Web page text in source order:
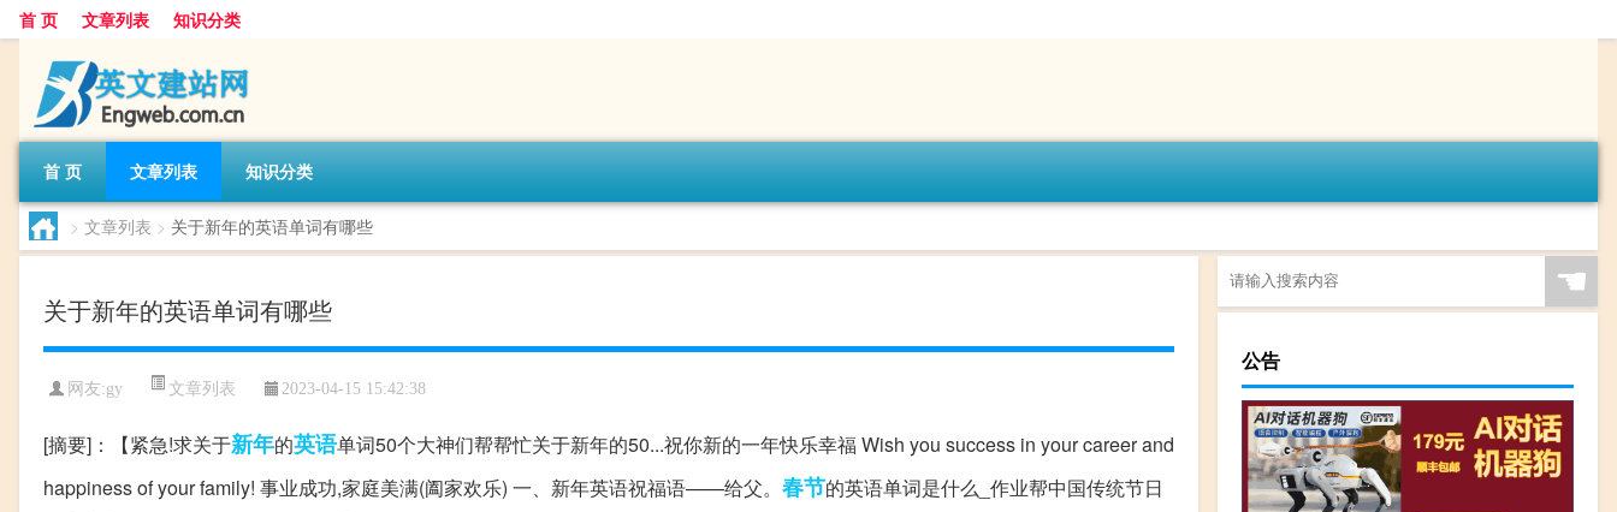
首 页 文章列表 知识分类
首 页 文章列表 知识分类
> 文章列表 > 关于新年的英语单词有哪些
关于新年的英语单词有哪些
网友:gy 文章列表 2023-04-15 15:42:38
[摘要]：【紧急!求关于新年的英语单词50个大神们帮帮忙关于新年的50...祝你新的一年快乐幸福 Wish you success in your career and
happiness of your family! 事业成功,家庭美满(阖家欢乐) 一、新年英语祝福语——给父。 春节的英语单词是什么_作业帮中国传统节日
☚
公告